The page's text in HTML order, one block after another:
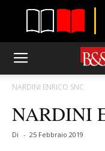
NARDINI ENRICO SNC
NARDINI
Di - 25 Febbraio 2019